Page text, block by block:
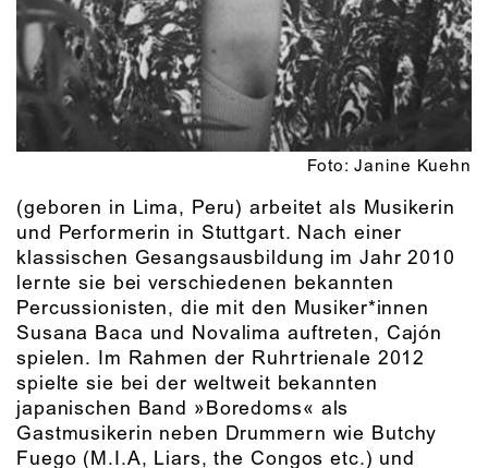
Foto: Janine Kuehn
(geboren in Lima, Peru) arbeitet als Musikerin
und Performerin in Stuttgart. Nach einer
klassischen Gesangsausbildung im Jahr 2010
lernte sie bei verschiedenen bekannten
Percussionisten, die mit den Musiker*innen
Susana Baca und Novalima auftreten, Cajón
spielen. Im Rahmen der Ruhrtrienale 2012
spielte sie bei der weltweit bekannten
japanischen Band »Boredoms« als
Gastmusikerin neben Drummern wie Butchy
Fuego (M.I.A, Liars, the Congos etc.) und